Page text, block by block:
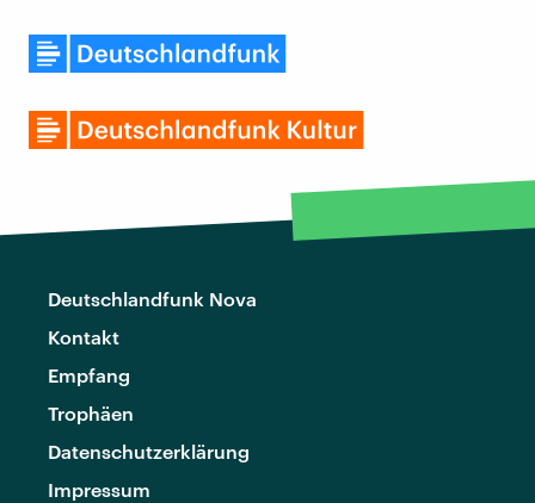
Deutschlandfunk Nova
Kontakt
Empfang
Trophäen
Datenschutzerklärung
Impressum